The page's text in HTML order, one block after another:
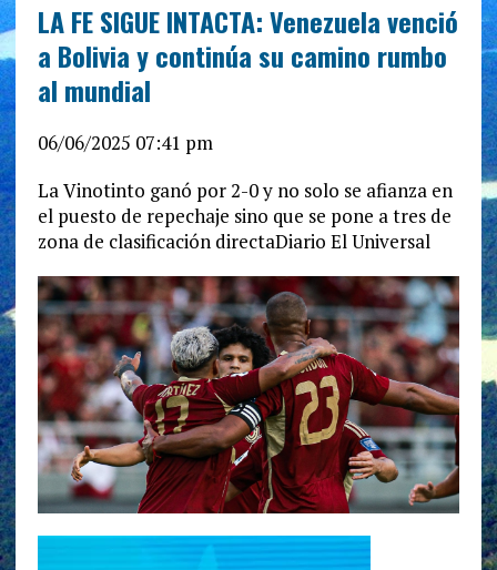
LA FE SIGUE INTACTA: Venezuela venció
a Bolivia y continúa su camino rumbo
al mundial
06/06/2025 07:41 pm
La Vinotinto ganó por 2-0 y no solo se afianza en
el puesto de repechaje sino que se pone a tres de
zona de clasificación directaDiario El Universal